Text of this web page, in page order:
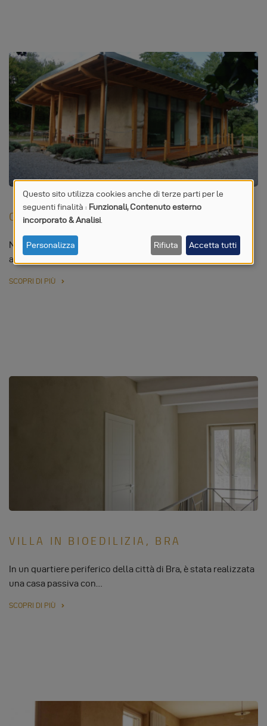
CASEIFICIO DI PAGLIA
Nelle verdi colline dell’alto Varesotto, di fianco ad un
allevamento di 200 capre che…
SCOPRI DI PIÙ
VILLA IN BIOEDILIZIA, BRA
In un quartiere periferico della città di Bra, è stata realizzata
una casa passiva con…
SCOPRI DI PIÙ
UTILIZZO
DI
DATI
PERSONALI
Questo sito utilizza cookies anche di terze parti per le
seguenti finalità : Funzionali, Contenuto esterno
incorporato & Analisi.
Personalizza Rifiuta Accetta tutti